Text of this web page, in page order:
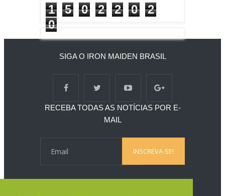
1 5 0 2 2 0
2
0
SIGA O IRON MAIDEN BRASIL
RECEBA TODAS AS NOTÍCIAS POR E-
MAIL